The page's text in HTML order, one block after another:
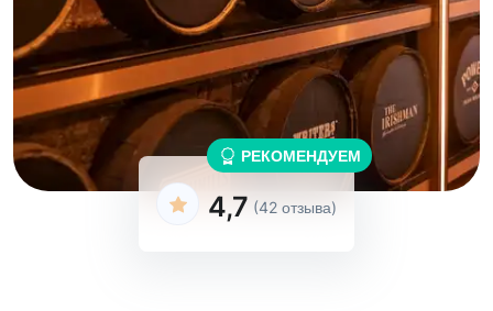
РЕКОМЕНДУЕМ
4,7 (42 отзыва)